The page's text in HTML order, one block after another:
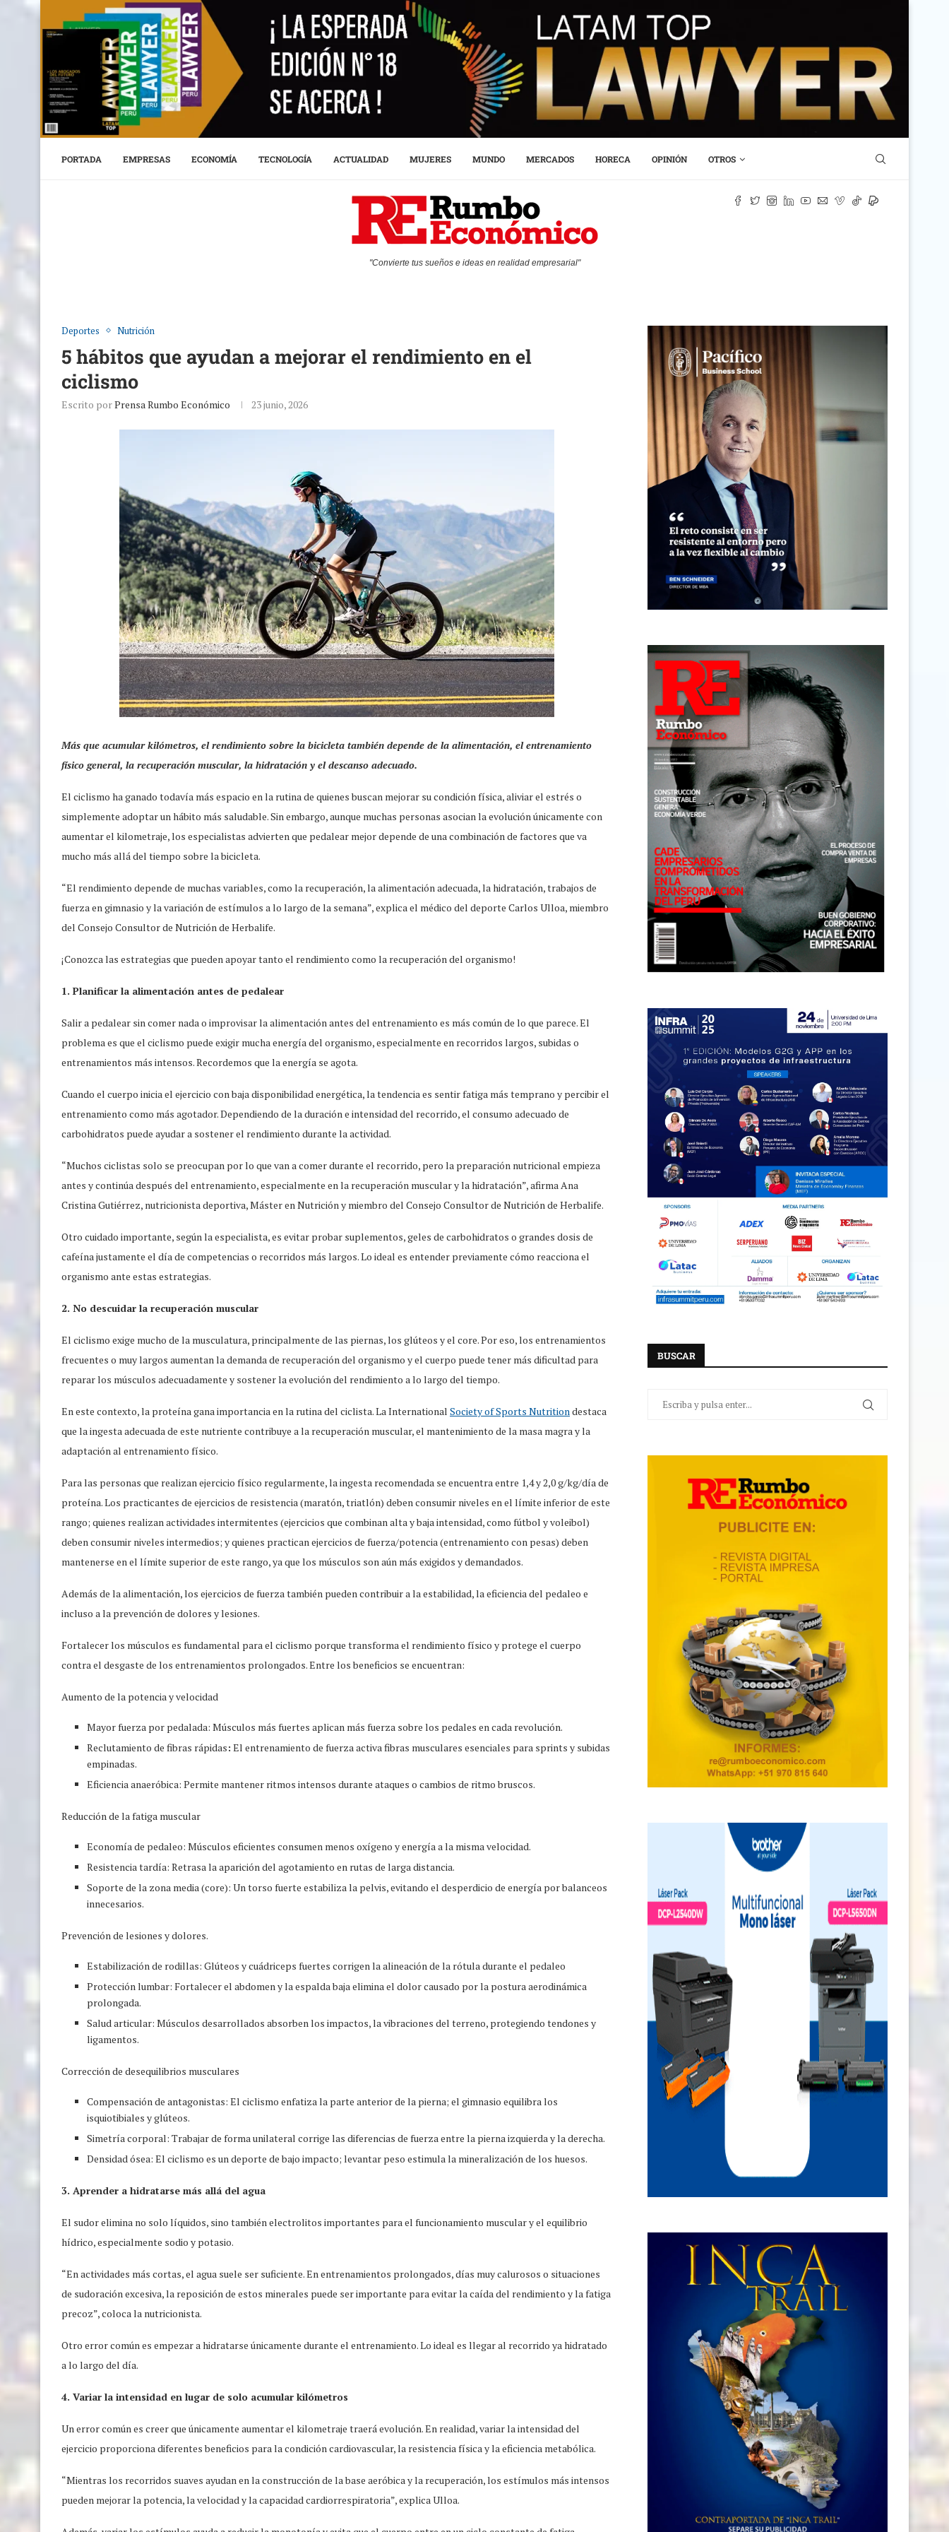
PORTADA EMPRESAS ECONOMÍA TECNOLOGÍA ACTUALIDAD MUJERES MUNDO MERCADOS HORECA OPINIÓN OTROS
"Convierte tus sueños e ideas en realidad empresarial"
Deportes Nutrición
5 hábitos que ayudan a mejorar el rendimiento en el
ciclismo
Escrito porPrensa Rumbo Económico 23 junio, 2026
Más que acumular kilómetros, el rendimiento sobre la bicicleta también depende de la alimentación, el entrenamiento
físico general, la recuperación muscular, la hidratación y el descanso adecuado.
El ciclismo ha ganado todavía más espacio en la rutina de quienes buscan mejorar su condición física, aliviar el estrés o
simplemente adoptar un hábito más saludable. Sin embargo, aunque muchas personas asocian la evolución únicamente con
aumentar el kilometraje, los especialistas advierten que pedalear mejor depende de una combinación de factores que va
mucho más allá del tiempo sobre la bicicleta.
“El rendimiento depende de muchas variables, como la recuperación, la alimentación adecuada, la hidratación, trabajos de
fuerza en gimnasio y la variación de estímulos a lo largo de la semana”, explica el médico del deporte Carlos Ulloa, miembro
del Consejo Consultor de Nutrición de Herbalife.
¡Conozca las estrategias que pueden apoyar tanto el rendimiento como la recuperación del organismo!
1. Planificar la alimentación antes de pedalear
Salir a pedalear sin comer nada o improvisar la alimentación antes del entrenamiento es más común de lo que parece. El
problema es que el ciclismo puede exigir mucha energía del organismo, especialmente en recorridos largos, subidas o
entrenamientos más intensos. Recordemos que la energía se agota.
Cuando el cuerpo inicia el ejercicio con baja disponibilidad energética, la tendencia es sentir fatiga más temprano y percibir el
entrenamiento como más agotador. Dependiendo de la duración e intensidad del recorrido, el consumo adecuado de
carbohidratos puede ayudar a sostener el rendimiento durante la actividad.
“Muchos ciclistas solo se preocupan por lo que van a comer durante el recorrido, pero la preparación nutricional empieza
antes y continúa después del entrenamiento, especialmente en la recuperación muscular y la hidratación”, afirma Ana
Cristina Gutiérrez, nutricionista deportiva, Máster en Nutrición y miembro del Consejo Consultor de Nutrición de Herbalife.
Otro cuidado importante, según la especialista, es evitar probar suplementos, geles de carbohidratos o grandes dosis de
cafeína justamente el día de competencias o recorridos más largos. Lo ideal es entender previamente cómo reacciona el
organismo ante estas estrategias.
2. No descuidar la recuperación muscular
El ciclismo exige mucho de la musculatura, principalmente de las piernas, los glúteos y el core. Por eso, los entrenamientos
frecuentes o muy largos aumentan la demanda de recuperación del organismo y el cuerpo puede tener más dificultad para
reparar los músculos adecuadamente y sostener la evolución del rendimiento a lo largo del tiempo.
En este contexto, la proteína gana importancia en la rutina del ciclista. La International Society of Sports Nutrition destaca
que la ingesta adecuada de este nutriente contribuye a la recuperación muscular, el mantenimiento de la masa magra y la
adaptación al entrenamiento físico.
Para las personas que realizan ejercicio físico regularmente, la ingesta recomendada se encuentra entre 1,4 y 2,0 g/kg/día de
proteína. Los practicantes de ejercicios de resistencia (maratón, triatlón) deben consumir niveles en el límite inferior de este
rango; quienes realizan actividades intermitentes (ejercicios que combinan alta y baja intensidad, como fútbol y voleibol)
deben consumir niveles intermedios; y quienes practican ejercicios de fuerza/potencia (entrenamiento con pesas) deben
mantenerse en el límite superior de este rango, ya que los músculos son aún más exigidos y demandados.
Además de la alimentación, los ejercicios de fuerza también pueden contribuir a la estabilidad, la eficiencia del pedaleo e
incluso a la prevención de dolores y lesiones.
Fortalecer los músculos es fundamental para el ciclismo porque transforma el rendimiento físico y protege el cuerpo
contra el desgaste de los entrenamientos prolongados. Entre los beneficios se encuentran:
Aumento de la potencia y velocidad
Mayor fuerza por pedalada: Músculos más fuertes aplican más fuerza sobre los pedales en cada revolución.
Reclutamiento de fibras rápidas: El entrenamiento de fuerza activa fibras musculares esenciales para sprints y subidas
empinadas.
Eficiencia anaeróbica: Permite mantener ritmos intensos durante ataques o cambios de ritmo bruscos.
Reducción de la fatiga muscular
Economía de pedaleo: Músculos eficientes consumen menos oxígeno y energía a la misma velocidad.
Resistencia tardía: Retrasa la aparición del agotamiento en rutas de larga distancia.
Soporte de la zona media (core): Un torso fuerte estabiliza la pelvis, evitando el desperdicio de energía por balanceos
innecesarios.
Prevención de lesiones y dolores.
Estabilización de rodillas: Glúteos y cuádriceps fuertes corrigen la alineación de la rótula durante el pedaleo
Protección lumbar: Fortalecer el abdomen y la espalda baja elimina el dolor causado por la postura aerodinámica
prolongada.
Salud articular: Músculos desarrollados absorben los impactos, la vibraciones del terreno, protegiendo tendones y
ligamentos.
Corrección de desequilibrios musculares
Compensación de antagonistas: El ciclismo enfatiza la parte anterior de la pierna; el gimnasio equilibra los
isquiotibiales y glúteos.
Simetría corporal: Trabajar de forma unilateral corrige las diferencias de fuerza entre la pierna izquierda y la derecha.
Densidad ósea: El ciclismo es un deporte de bajo impacto; levantar peso estimula la mineralización de los huesos.
3. Aprender a hidratarse más allá del agua
El sudor elimina no solo líquidos, sino también electrolitos importantes para el funcionamiento muscular y el equilibrio
hídrico, especialmente sodio y potasio.
“En actividades más cortas, el agua suele ser suficiente. En entrenamientos prolongados, días muy calurosos o situaciones
de sudoración excesiva, la reposición de estos minerales puede ser importante para evitar la caída del rendimiento y la fatiga
precoz”, coloca la nutricionista.
Otro error común es empezar a hidratarse únicamente durante el entrenamiento. Lo ideal es llegar al recorrido ya hidratado
a lo largo del día.
4. Variar la intensidad en lugar de solo acumular kilómetros
Un error común es creer que únicamente aumentar el kilometraje traerá evolución. En realidad, variar la intensidad del
ejercicio proporciona diferentes beneficios para la condición cardiovascular, la resistencia física y la eficiencia metabólica.
“Mientras los recorridos suaves ayudan en la construcción de la base aeróbica y la recuperación, los estímulos más intensos
pueden mejorar la potencia, la velocidad y la capacidad cardiorrespiratoria”, explica Ulloa.
BUSCAR